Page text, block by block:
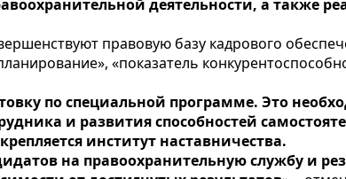
деятельности, а также
правовую базу кадрового
«показатель
по специальной программе. Это
и развития способностей
институт наставничества.
на правоохранительную службу и